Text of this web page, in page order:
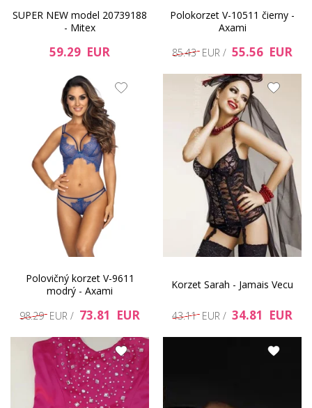
SUPER NEW model 20739188
- Mitex
59.29 EUR
Polokorzet V-10511 čierny -
Axami
85.43 EUR / 55.56 EUR
Polovičný korzet V-9611
modrý - Axami
98.29 EUR / 73.81 EUR
Korzet Sarah - Jamais Vecu
43.11 EUR / 34.81 EUR